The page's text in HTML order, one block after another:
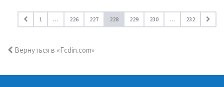
1 … 226 227 228 229 230 … 232
Вернуться в «Fcdin.com»